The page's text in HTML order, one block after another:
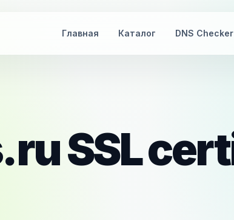
Главная Каталог DNS Checker
SSL